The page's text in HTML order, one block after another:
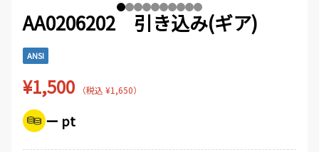
AA0206202 引き込み(ギア)
ANSI
¥1,500 （税込 ¥1,650）
ー pt